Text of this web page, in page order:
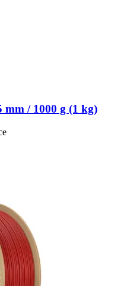
mm / 1000 g (1 kg)